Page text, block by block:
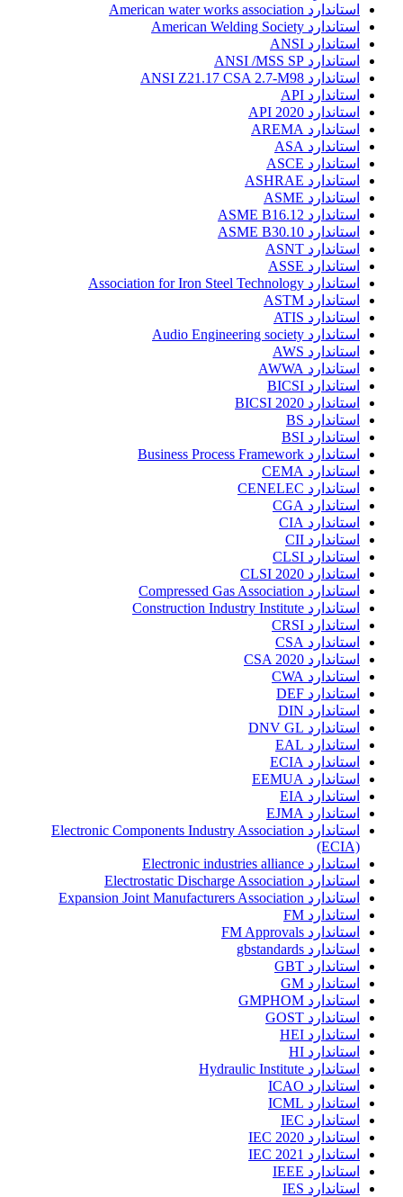
استاندارد American water works association
استاندارد American Welding Society
استاندارد ANSI
استاندارد ANSI /MSS SP
استاندارد ANSI Z21.17 CSA 2.7-M98
استاندارد API
استاندارد API 2020
استاندارد AREMA
استاندارد ASA
استاندارد ASCE
استاندارد ASHRAE
استاندارد ASME
استاندارد ASME B16.12
استاندارد ASME B30.10
استاندارد ASNT
استاندارد ASSE
استاندارد Association for Iron Steel Technology
استاندارد ASTM
استاندارد ATIS
استاندارد Audio Engineering society
استاندارد AWS
استاندارد AWWA
استاندارد BICSI
استاندارد BICSI 2020
استاندارد BS
استاندارد BSI
استاندارد Business Process Framework
استاندارد CEMA
استاندارد CENELEC
استاندارد CGA
استاندارد CIA
استاندارد CII
استاندارد CLSI
استاندارد CLSI 2020
استاندارد Compressed Gas Association
استاندارد Construction Industry Institute
استاندارد CRSI
استاندارد CSA
استاندارد CSA 2020
استاندارد CWA
استاندارد DEF
استاندارد DIN
استاندارد DNV GL
استاندارد EAL
استاندارد ECIA
استاندارد EEMUA
استاندارد EIA
استاندارد EJMA
استاندارد Electronic Components Industry Association
(ECIA)
استاندارد Electronic industries alliance
استاندارد Electrostatic Discharge Association
استاندارد Expansion Joint Manufacturers Association
استاندارد FM
استاندارد FM Approvals
استاندارد gbstandards
استاندارد GBT
استاندارد GM
استاندارد GMPHOM
استاندارد GOST
استاندارد HEI
استاندارد HI
استاندارد Hydraulic Institute
استاندارد ICAO
استاندارد ICML
استاندارد IEC
استاندارد IEC 2020
استاندارد IEC 2021
استاندارد IEEE
استاندارد IES